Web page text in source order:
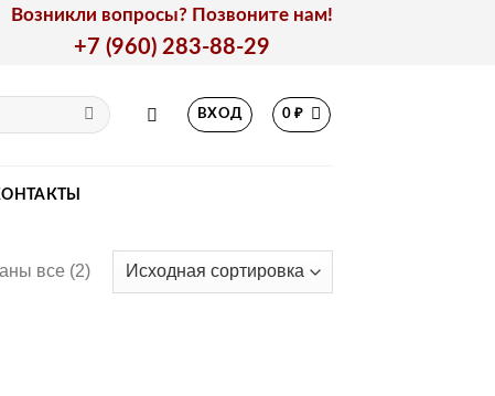
Возникли вопросы? Позвоните нам!
+7 (960) 283-88-29
ВХОД 0₽
все (2)